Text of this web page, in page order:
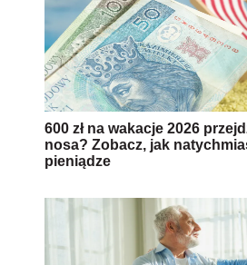
600 zł na wakacje 2026
nosa? Zobacz, jak
pieniądze